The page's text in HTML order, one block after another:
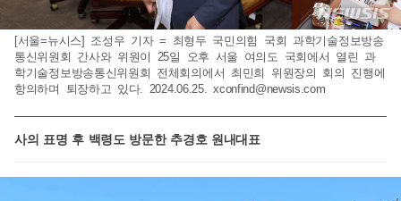
[서울=뉴시스] 조성우 기자 = 최형두 국민의힘 국회 과학기술정보방송
통신위원회 간사와 위원이 25일 오후 서울 여의도 국회에서 열린 과
학기술정보방송통신위원회 전체회의에서 최민희 위원장의 회의 진행에
항의하며 퇴장하고 있다. 2024.06.25.xconfind@newsis.com
사의 표명 후 백령도 방문한 추경호 원내대표